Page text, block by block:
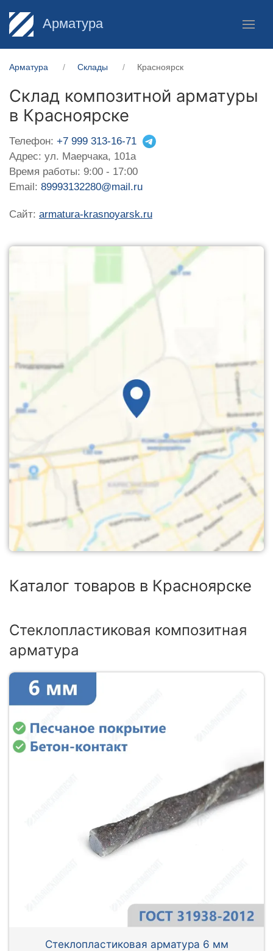
Арматура
Арматура Склады Красноярск
Склад композитной арматуры
в Красноярске
Телефон: +7 999 313-16-71
Адрес: ул. Маерчака, 101а
Время работы: 9:00 - 17:00
Email: 89993132280@mail.ru
Сайт: armatura-krasnoyarsk.ru
Каталог товаров в Красноярске
Стеклопластиковая композитная
арматура
Стеклопластиковая арматура 6 мм